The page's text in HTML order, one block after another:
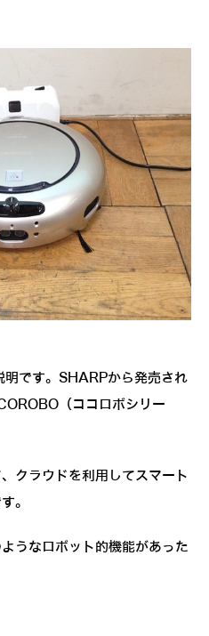
です。SHARPから発売され
（ココロボシリー
クラウドを利用してスマート
。
うなロボット的機能があった